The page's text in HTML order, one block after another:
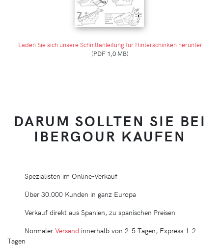
Laden Sie sich unsere Schnittanleitung für Hinterschinken herunter
(PDF 1,0 MB)
DARUM SOLLTEN SIE BEI
IBERGOUR KAUFEN
Spezialisten im Online-Verkauf
Über 30.000 Kunden in ganz Europa
Verkauf direkt aus Spanien, zu spanischen Preisen
NormalerVersand innerhalb von 2-5 Tagen, Express 1-2
Tagen